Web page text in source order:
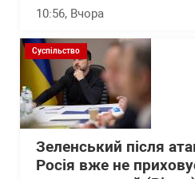
10:56, Вчора
Суспільство
Зеленський після
Росія вже не